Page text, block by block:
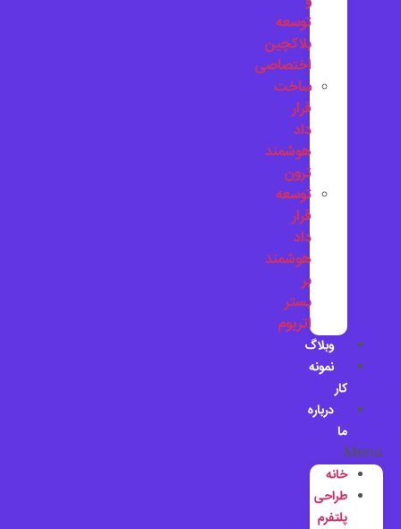
توسعه
بلاکچین
اختصاصی
ساخت
قرار
داد
هوشمند
ترون
توسعه
قرار
داد
هوشمند
بر
بستر
اتریوم
وبلاگ
نمونه
کار
درباره
ما
Menu
خانه
طراحی
پلتفرم